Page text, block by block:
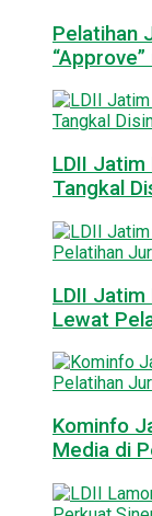
Pelatihan
LDII Jatim
Tangkal
LDII
Lewat
Kominfo
Media di